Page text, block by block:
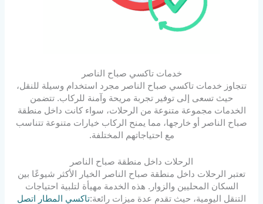
خدمات تاكسي صباح الناصر
تتجاوز خدمات تاكسي صباح الناصر مجرد استخدام وسيلة للنقل،
حيث تسعى إلى توفير تجربة مريحة وآمنة للركاب. تتضمن
الخدمات مجموعة متنوعة من الرحلات، سواء كانت داخل منطقة
صباح الناصر أو خارجها، مما يمنح الركاب خيارات متنوعة تتناسب
مع احتياجاتهم المختلفة.
الرحلات داخل منطقة صباح الناصر
تعتبر الرحلات داخل منطقة صباح الناصر الخيار الأكثر شيوعًا بين
السكان المحليين والزوار. هذه الخدمة مهيأة لتلبية احتياجات
التنقل اليومية، حيث تقدم عدة ميزات رائعة:تاكسي المطار اتصل